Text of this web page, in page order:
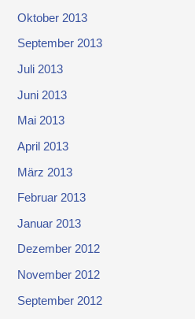
Oktober 2013
September 2013
Juli 2013
Juni 2013
Mai 2013
April 2013
März 2013
Februar 2013
Januar 2013
Dezember 2012
November 2012
September 2012